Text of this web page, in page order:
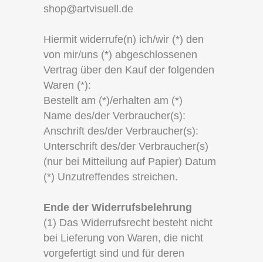
shop@artvisuell.de
Hiermit widerrufe(n) ich/wir (*) den
von mir/uns (*) abgeschlossenen
Vertrag über den Kauf der folgenden
Waren (*):
Bestellt am (*)/erhalten am (*)
Name des/der Verbraucher(s):
Anschrift des/der Verbraucher(s):
Unterschrift des/der Verbraucher(s)
(nur bei Mitteilung auf Papier) Datum
(*) Unzutreffendes streichen.
Ende der Widerrufsbelehrung
(1) Das Widerrufsrecht besteht nicht
bei Lieferung von Waren, die nicht
vorgefertigt sind und für deren